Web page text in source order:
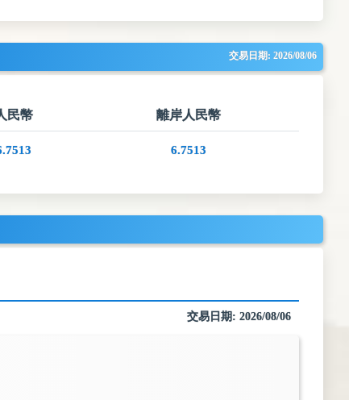
交易日期: 2026/08/06
民幣 離岸人民幣
6.7513
交易日期: 2026/08/06